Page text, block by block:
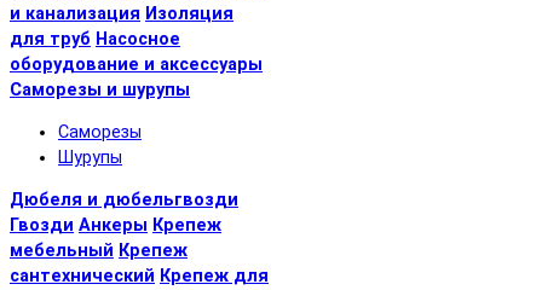
и канализация Изоляция
для труб Насосное
оборудование и аксессуары
Саморезы и шурупы
Саморезы
Шурупы
Дюбеля и дюбельгвозди
Гвозди Анкеры Крепеж
мебельный Крепеж
сантехнический Крепеж для